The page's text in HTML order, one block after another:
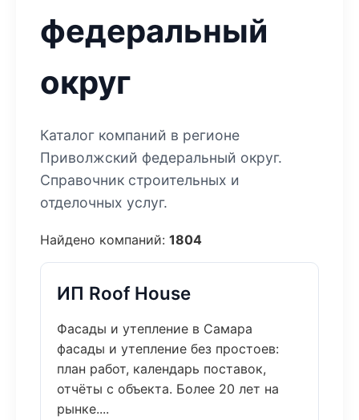
федеральный
округ
Каталог компаний в регионе
Приволжский федеральный округ.
Справочник строительных и
отделочных услуг.
Найдено компаний: 1804
ИП Roof House
Фасады и утепление в Самара
фасады и утепление без простоев:
план работ, календарь поставок,
отчёты с объекта. Более 20 лет на
рынке....